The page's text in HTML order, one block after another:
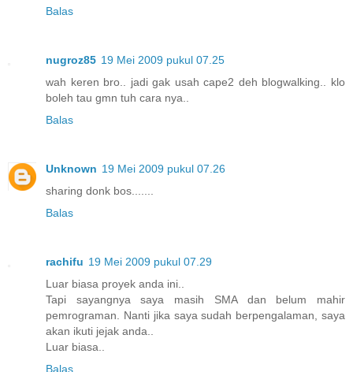
Balas
nugroz85 19 Mei 2009 pukul 07.25
wah keren bro.. jadi gak usah cape2 deh blogwalking.. klo
boleh tau gmn tuh cara nya..
Balas
Unknown 19 Mei 2009 pukul 07.26
sharing donk bos.......
Balas
rachifu 19 Mei 2009 pukul 07.29
Luar biasa proyek anda ini..
Tapi sayangnya saya masih SMA dan belum mahir
pemrograman. Nanti jika saya sudah berpengalaman, saya
akan ikuti jejak anda..
Luar biasa..
Balas